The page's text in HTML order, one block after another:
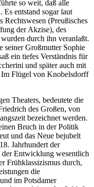
so weit, daß alle
entstand sogar laut
Rechtswesen (Preußisches
der Akzise), des
durch ihn veranlaßt.
seiner Großmutter Sophie
ein tiefes Verständnis für
und später auch mit
Flügel von Knobelsdorff
Theaters, bedeutete die
des Großen, von
bezeichnet werden.
Bruch in der Politik
und das Neue bejubelt
Jahrhundert der
der Entwicklung wesentlich
Frühklassizismus durch,
die
im Potsdamer